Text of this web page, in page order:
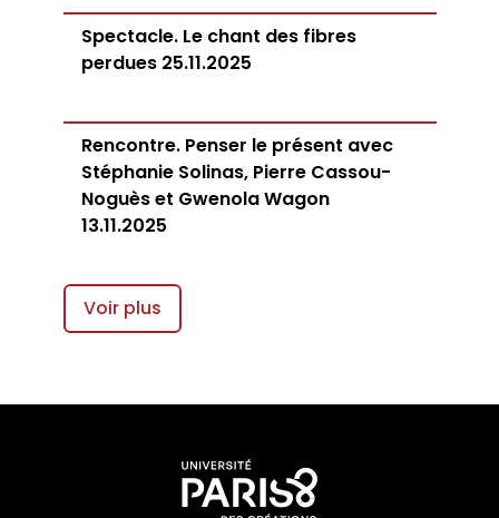
Spectacle. Le chant des fibres
perdues 25.11.2025
Rencontre. Penser le présent avec
Stéphanie Solinas, Pierre Cassou-
Noguès et Gwenola Wagon
13.11.2025
Voir plus